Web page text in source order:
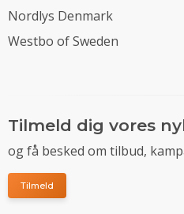
Nordlys Denmark
Westbo of Sweden
Tilmeld dig vores
og få besked om tilbud,
Tilmeld